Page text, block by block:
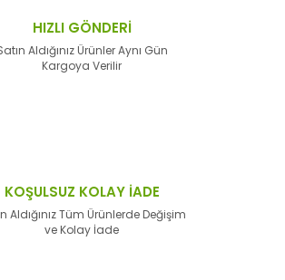
HIZLI GÖNDERİ
Aldığınız Ürünler Aynı Gün
Kargoya Verilir
KOŞULSUZ KOLAY İADE
Aldığınız Tüm Ürünlerde Değişim
ve Kolay İade